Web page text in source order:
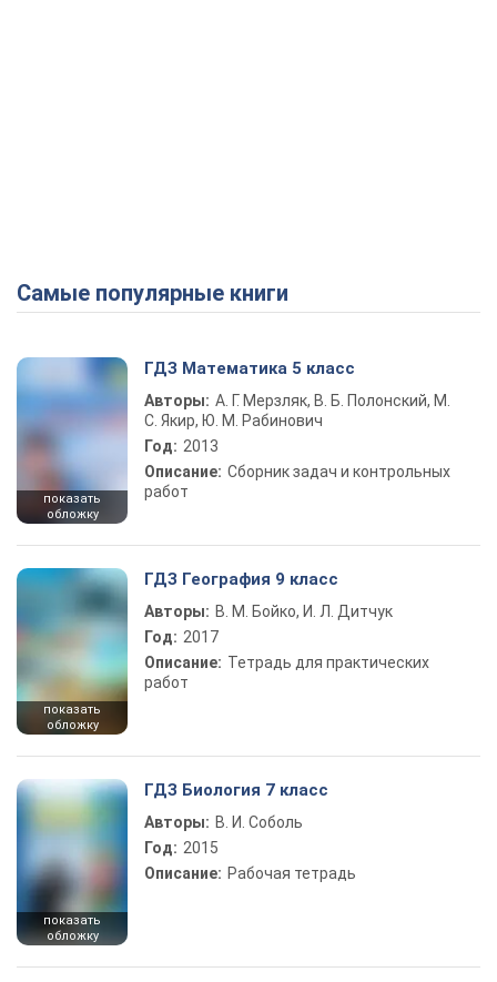
Самые популярные книги
показать
обложку
ГДЗ Математика 5 класс
Авторы: А. Г. Мерзляк, В. Б. Полонский, М.
С. Якир, Ю. М. Рабинович
Год: 2013
Описание: Сборник задач и контрольных
работ
показать
обложку
ГДЗ География 9 класс
Авторы: В. М. Бойко, И. Л. Дитчук
Год: 2017
Описание: Тетрадь для практических
работ
показать
обложку
ГДЗ Биология 7 класс
Авторы: В. И. Соболь
Год: 2015
Описание: Рабочая тетрадь